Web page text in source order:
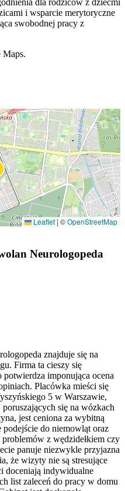
i wsparcie merytoryczne
swobodnej pracy z
Maps.
Leaflet | ©OpenStreetMap
Neurologopeda
znajduje się na
Firma ta cieszy się
imponująca ocena
Placówka mieści się
5 w Warszawie,
się na wózkach
jest ceniona za wybitną
do niemowląt oraz
z wędzidełkiem czy
panuje niezwykle przyjazna
że wizyty nie są stresujące
doceniają indywidualne
list zaleceń do pracy w domu